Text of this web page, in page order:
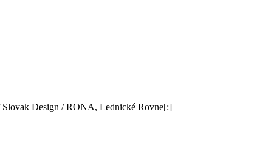
Design / RONA, Lednické Rovne[:]